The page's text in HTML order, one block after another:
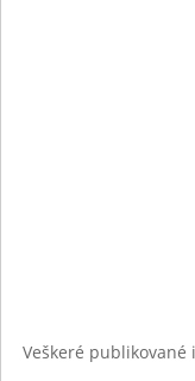
Veškeré